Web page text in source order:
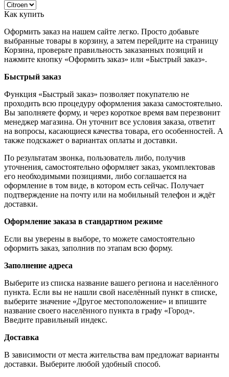
Как купить
Оформить заказ на нашем сайте легко. Просто добавьте
выбранные товары в корзину, а затем перейдите на страницу
Корзина, проверьте правильность заказанных позиций и
нажмите кнопку «Оформить заказ» или «Быстрый заказ».
Быстрый заказ
Функция «Быстрый заказ» позволяет покупателю не
проходить всю процедуру оформления заказа самостоятельно.
Вы заполняете форму, и через короткое время вам перезвонит
менеджер магазина. Он уточнит все условия заказа, ответит
на вопросы, касающиеся качества товара, его особенностей. А
также подскажет о вариантах оплаты и доставки.
По результатам звонка, пользователь либо, получив
уточнения, самостоятельно оформляет заказ, укомплектовав
его необходимыми позициями, либо соглашается на
оформление в том виде, в котором есть сейчас. Получает
подтверждение на почту или на мобильный телефон и ждёт
доставки.
Оформление заказа в стандартном режиме
Если вы уверены в выборе, то можете самостоятельно
оформить заказ, заполнив по этапам всю форму.
Заполнение адреса
Выберите из списка название вашего региона и населённого
пункта. Если вы не нашли свой населённый пункт в списке,
выберите значение «Другое местоположение» и впишите
название своего населённого пункта в графу «Город».
Введите правильный индекс.
Доставка
В зависимости от места жительства вам предложат варианты
доставки. Выберите любой удобный способ.